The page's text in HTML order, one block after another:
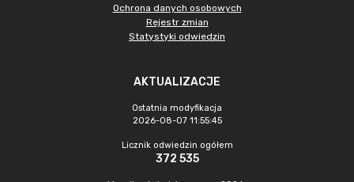
Ochrona danych osobowych
Rejestr zmian
Statystyki odwiedzin
AKTUALIZACJE
Ostatnia modyfikacja
2026-08-07 11:55:45
Licznik odwiedzin ogółem
372 535